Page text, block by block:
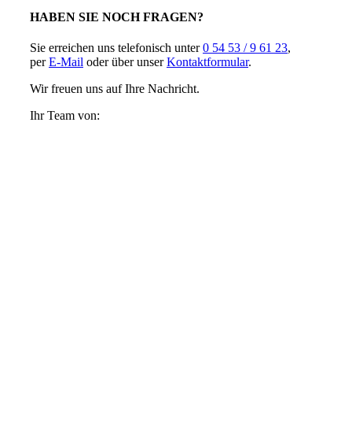
HABEN SIE NOCH FRAGEN?
Sie erreichen uns telefonisch unter0 54 53 / 9 61 23,
perE-Mail oder über unserKontaktformular.
Wir freuen uns auf Ihre Nachricht.
Ihr Team von: